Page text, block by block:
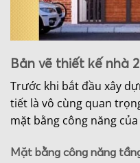
Bản vẽ thiết kế nhà
Trước khi bắt đầu xây
tiết là vô cùng quan
mặt bằng công năng
Mặt bằng công năng